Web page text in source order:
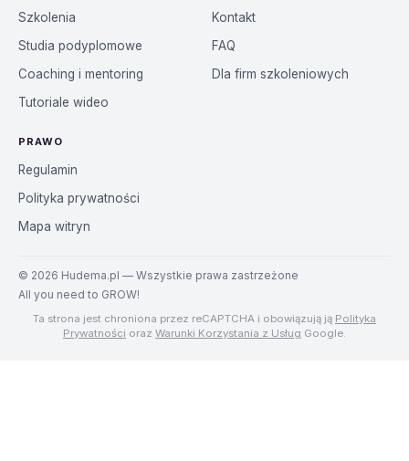
Szkolenia
Studia podyplomowe
Coaching i mentoring
Tutoriale wideo
Kontakt
FAQ
Dla firm szkoleniowych
PRAWO
Regulamin
Polityka prywatności
Mapa witryn
© 2026 Hudema.pl — Wszystkie prawa zastrzeżone
All you need to GROW!
Ta strona jest chroniona przez reCAPTCHA i obowiązują ją Polityka
Prywatności oraz Warunki Korzystania z Usług Google.